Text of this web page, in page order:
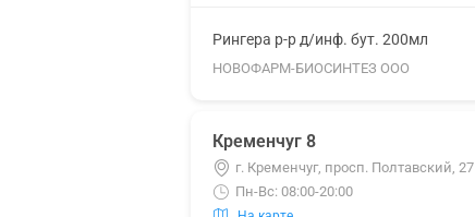
Рингера р-р д/инф. бут. 200мл
НОВОФАРМ-БИОСИНТЕЗ ООО
Кременчуг 8
г. Кременчуг, просп. Полтавский, 27
Пн-Вс: 08:00-20:00